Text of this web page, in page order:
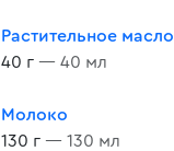
Растительное масло
40 г — 40 мл
Молоко
130 г — 130 мл